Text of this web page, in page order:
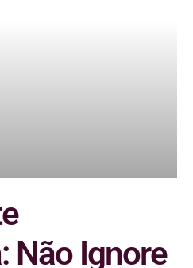
Não Ignore